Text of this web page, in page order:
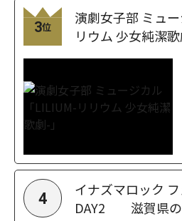
3位
演劇女子部 ミュ
リウム 少女純潔歌
4
イナズマロック
DAY2 滋賀県の